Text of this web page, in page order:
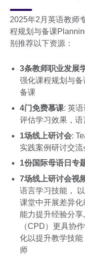
2025年2月英语教师
程规划与备课
别推荐以下资源：
3条教师职业发展
强化课程规划与
备课
4门免费慕课: 英
评估学习效果，
1场线上研讨会:
实践案例研讨交流
1份国际母语日专
7场线上研讨会视
语言学习技能，
课堂中开展差异
能力提升经验分
（CPD）更具协
化以提升教学技
师